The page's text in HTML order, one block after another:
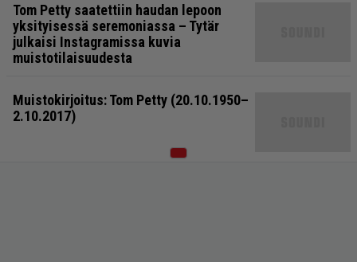
Tom Petty saatettiin haudan lepoon
yksityisessä seremoniassa – Tytär
julkaisi Instagramissa kuvia
muistotilaisuudesta
Muistokirjoitus: Tom Petty (20.10.1950–
2.10.2017)